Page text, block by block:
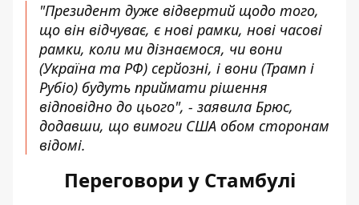
"Президент дуже відвертий щодо того,
що він відчуває, є нові рамки, нові часові
рамки, коли ми дізнаємося, чи вони
(Україна та РФ) серйозні, і вони (Трамп і
Рубіо) будуть приймати рішення
відповідно до цього", - заявила Брюс,
додавши, що вимоги США обом сторонам
відомі.
Переговори у Стамбулі